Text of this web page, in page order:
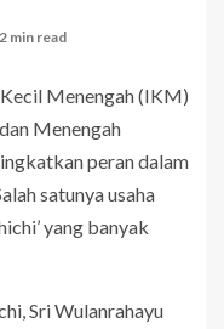
2 min read
Menengah (IKM)
Menengah
peran dalam
satunya usaha
yang banyak
Sri Wulanrahayu